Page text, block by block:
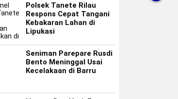
Polsek Tanete Rilau
Respons Cepat Tangani
Kebakaran Lahan di
Lipukasi
Seniman Parepare Rusdi
Bento Meninggal Usai
Kecelakaan di Barru